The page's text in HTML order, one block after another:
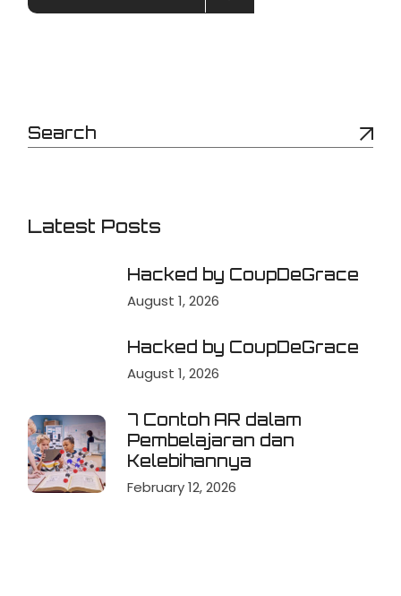
Latest Posts
Hacked by CoupDeGrace
August 1, 2026
Hacked by CoupDeGrace
August 1, 2026
7 Contoh AR dalam
Pembelajaran dan
Kelebihannya
February 12, 2026